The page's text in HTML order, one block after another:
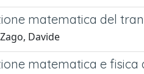
matematica del
Davide
matematica e fisica